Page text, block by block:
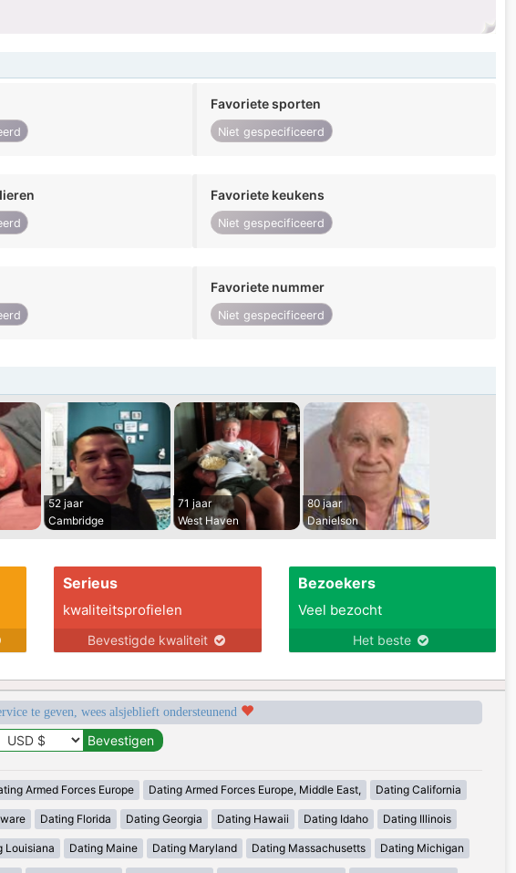
Favoriete sporten
Niet gespecificeerd
Favoriete keukens
Niet gespecificeerd
Favoriete nummer
Niet gespecificeerd
52 jaar
Cambridge
71 jaar
West Haven
80 jaar
Danielson
Serieus
kwaliteitsprofielen
Bevestigde kwaliteit
Bezoekers
Veel bezocht
Het beste
te geven, wees alsjeblieft ondersteunend
Armed Forces Europe Dating Armed Forces Europe, Middle East, Dating California
Dating Florida Dating Georgia Dating Hawaii Dating Idaho Dating Illinois
Louisiana Dating Maine Dating Maryland Dating Massachusetts Dating Michigan